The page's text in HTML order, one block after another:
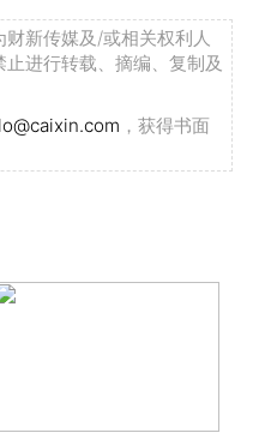
新传媒及/或相关权利人
进行转载、摘编、复制及
，获得书面